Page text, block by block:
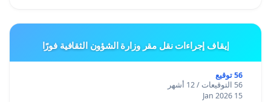
إيقاف إجراءات نقل مقر وزارة الشؤون الثقافية فورًا
56 توقيع
56 التوقيعات / 12 أشهر
15 Jan 2026